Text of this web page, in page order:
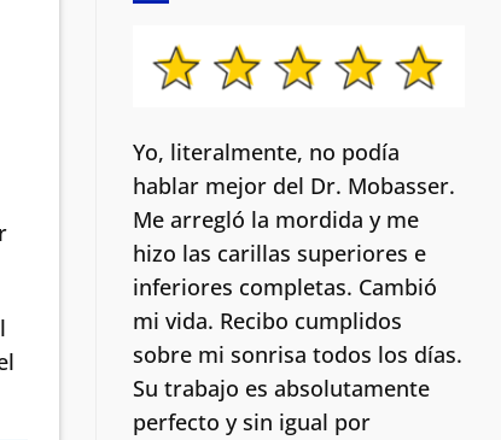
Yo, literalmente, no podía
hablar mejor del Dr. Mobasser.
Me arregló la mordida y me
hizo las carillas superiores e
inferiores completas. Cambió
mi vida. Recibo cumplidos
sobre mi sonrisa todos los días.
Su trabajo es absolutamente
perfecto y sin igual por